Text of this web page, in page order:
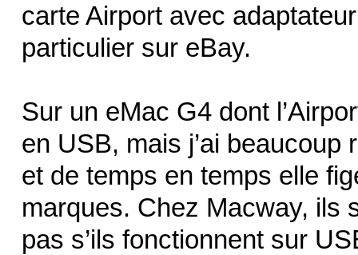
carte Airport avec
particulier sur eBay.
Sur un eMac G4 dont
en USB, mais j’ai
et de temps en temps elle
marques. Chez Macway, ils
pas s’ils fonctionnent sur